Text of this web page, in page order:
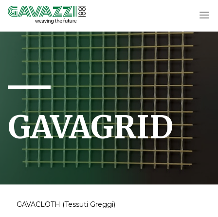
GAVAGRID
GAVACLOTH (Tessuti Greggi)